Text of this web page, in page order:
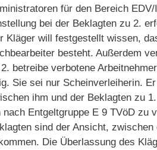
für den Bereich
bei der Beklagten zu 2.
Kläger will festgestellt wissen,
besteht. Außerdem
betreibe verbotene
Sie sei nur Scheinverleiherin.
ihm und der Beklagten zu
nach Entgeltgruppe E 9 TVöD zu
sind der Ansicht,
Die Überlassung des